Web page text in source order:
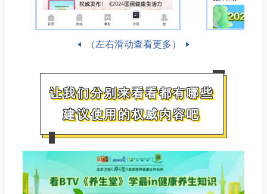
（左右滑动查看更多）
让我们分别来看看都有哪些
建议使用的权威内容吧